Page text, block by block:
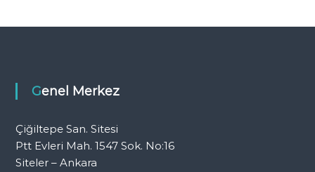
Genel Merkez
Çiğiltepe San. Sitesi
Ptt Evleri Mah. 1547 Sok. No:16
Siteler – Ankara